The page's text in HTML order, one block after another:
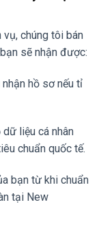
chúng tôi bán
sẽ nhận được:
nhận hồ sơ nếu tỉ
dữ liệu cá nhân
chuẩn quốc tế.
bạn từ khi chuẩn
tại New